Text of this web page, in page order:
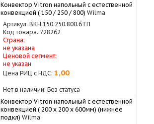
Конвектор Vitron напольный с естественной
конвекцией ( 150 / 250 / 800) Wilma
Артикул: ВКН.150.250.800.6ТП
Код товара: 728262
Страна:
не указана
Ценовой сегмент:
не указан
Цена РИЦ с НДС: 1,00
Нет в наличии: Без статуса
Конвектор Vitron напольный с естественной
конвекцией ( 200 х 200 х 600мм) (нижнее
подкл) Wilma